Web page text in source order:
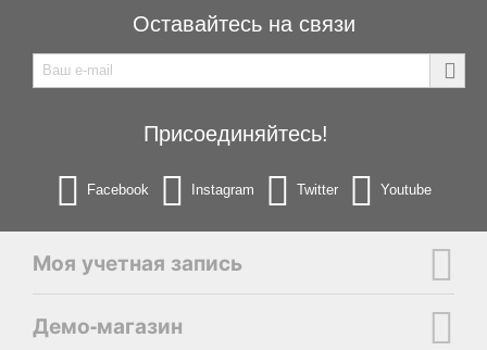
Оставайтесь на связи
Присоединяйтесь!
Facebook Instagram Twitter Youtube
Моя учетная запись
Демо-магазин